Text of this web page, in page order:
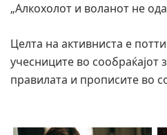
„Алкохолот и воланот нe
Целта на активниста е
учесниците во сообраќајот
правилата и прописите во